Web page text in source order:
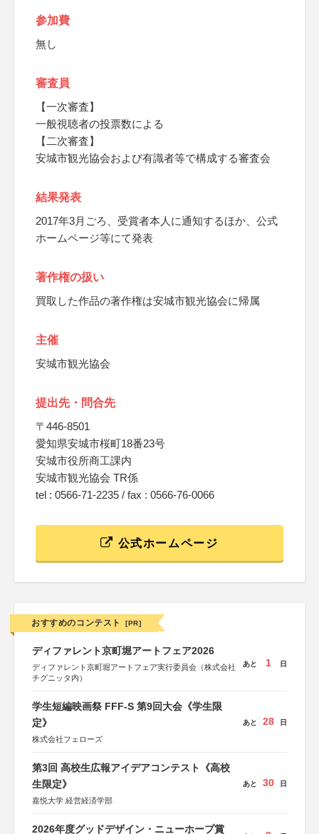
参加費
無し
審査員
【一次審査】
一般視聴者の投票数による
【二次審査】
安城市観光協会および有識者等で構成する審査会
結果発表
2017年3月ごろ、受賞者本人に通知するほか、公式
ホームページ等にて発表
著作権の扱い
買取した作品の著作権は安城市観光協会に帰属
主催
安城市観光協会
提出先・問合先
〒446-8501
愛知県安城市桜町18番23号
安城市役所商工課内
安城市観光協会 TR係
tel : 0566-71-2235 / fax : 0566-76-0066
公式ホームページ
おすすめのコンテスト [PR]
ディファレント京町堀アートフェア2026
ディファレント京町堀アートフェア実行委員会（株式会社
チグニッタ内）
あと 1 日
学生短編映画祭 FFF-S 第9回大会《学生限
定》
株式会社フェローズ
あと 28 日
第3回 高校生広報アイデアコンテスト《高校
生限定》
嘉悦大学 経営経済学部
あと 30 日
2026年度グッドデザイン・ニューホープ賞